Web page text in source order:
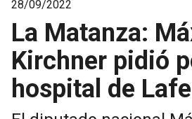
28/09/2022
La Matanza:
Kirchner pidió
hospital de